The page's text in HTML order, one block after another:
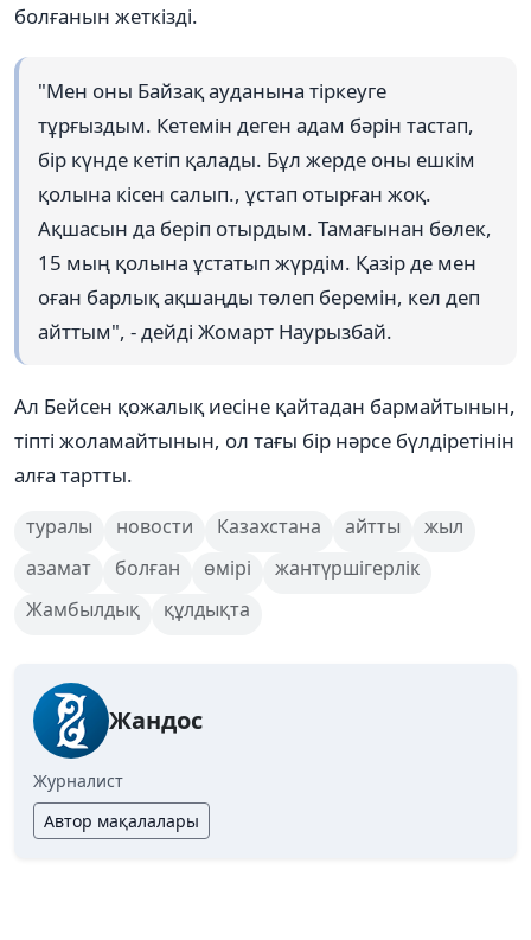
болғанын жеткізді.
"Мен оны Байзақ ауданына тіркеуге
тұрғыздым. Кетемін деген адам бәрін тастап,
бір күнде кетіп қалады. Бұл жерде оны ешкім
қолына кісен салып., ұстап отырған жоқ.
Ақшасын да беріп отырдым. Тамағынан бөлек,
15 мың қолына ұстатып жүрдім. Қазір де мен
оған барлық ақшаңды төлеп беремін, кел деп
айттым", - дейді Жомарт Наурызбай.
Ал Бейсен қожалық иесіне қайтадан бармайтынын,
тіпті жоламайтынын, ол тағы бір нәрсе бүлдіретінін
алға тартты.
туралы новости Казахстана айтты
жыл
азамат
болған өмірі
жантүршігерлік
Жамбылдық
құлдықта
Жандос
Журналист
Автор мақалалары